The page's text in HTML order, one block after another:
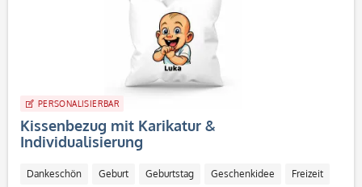
PERSONALISIERBAR
Kissenbezug mit Karikatur &
Individualisierung
Dankeschön Geburt Geburtstag Geschenkidee Freizeit